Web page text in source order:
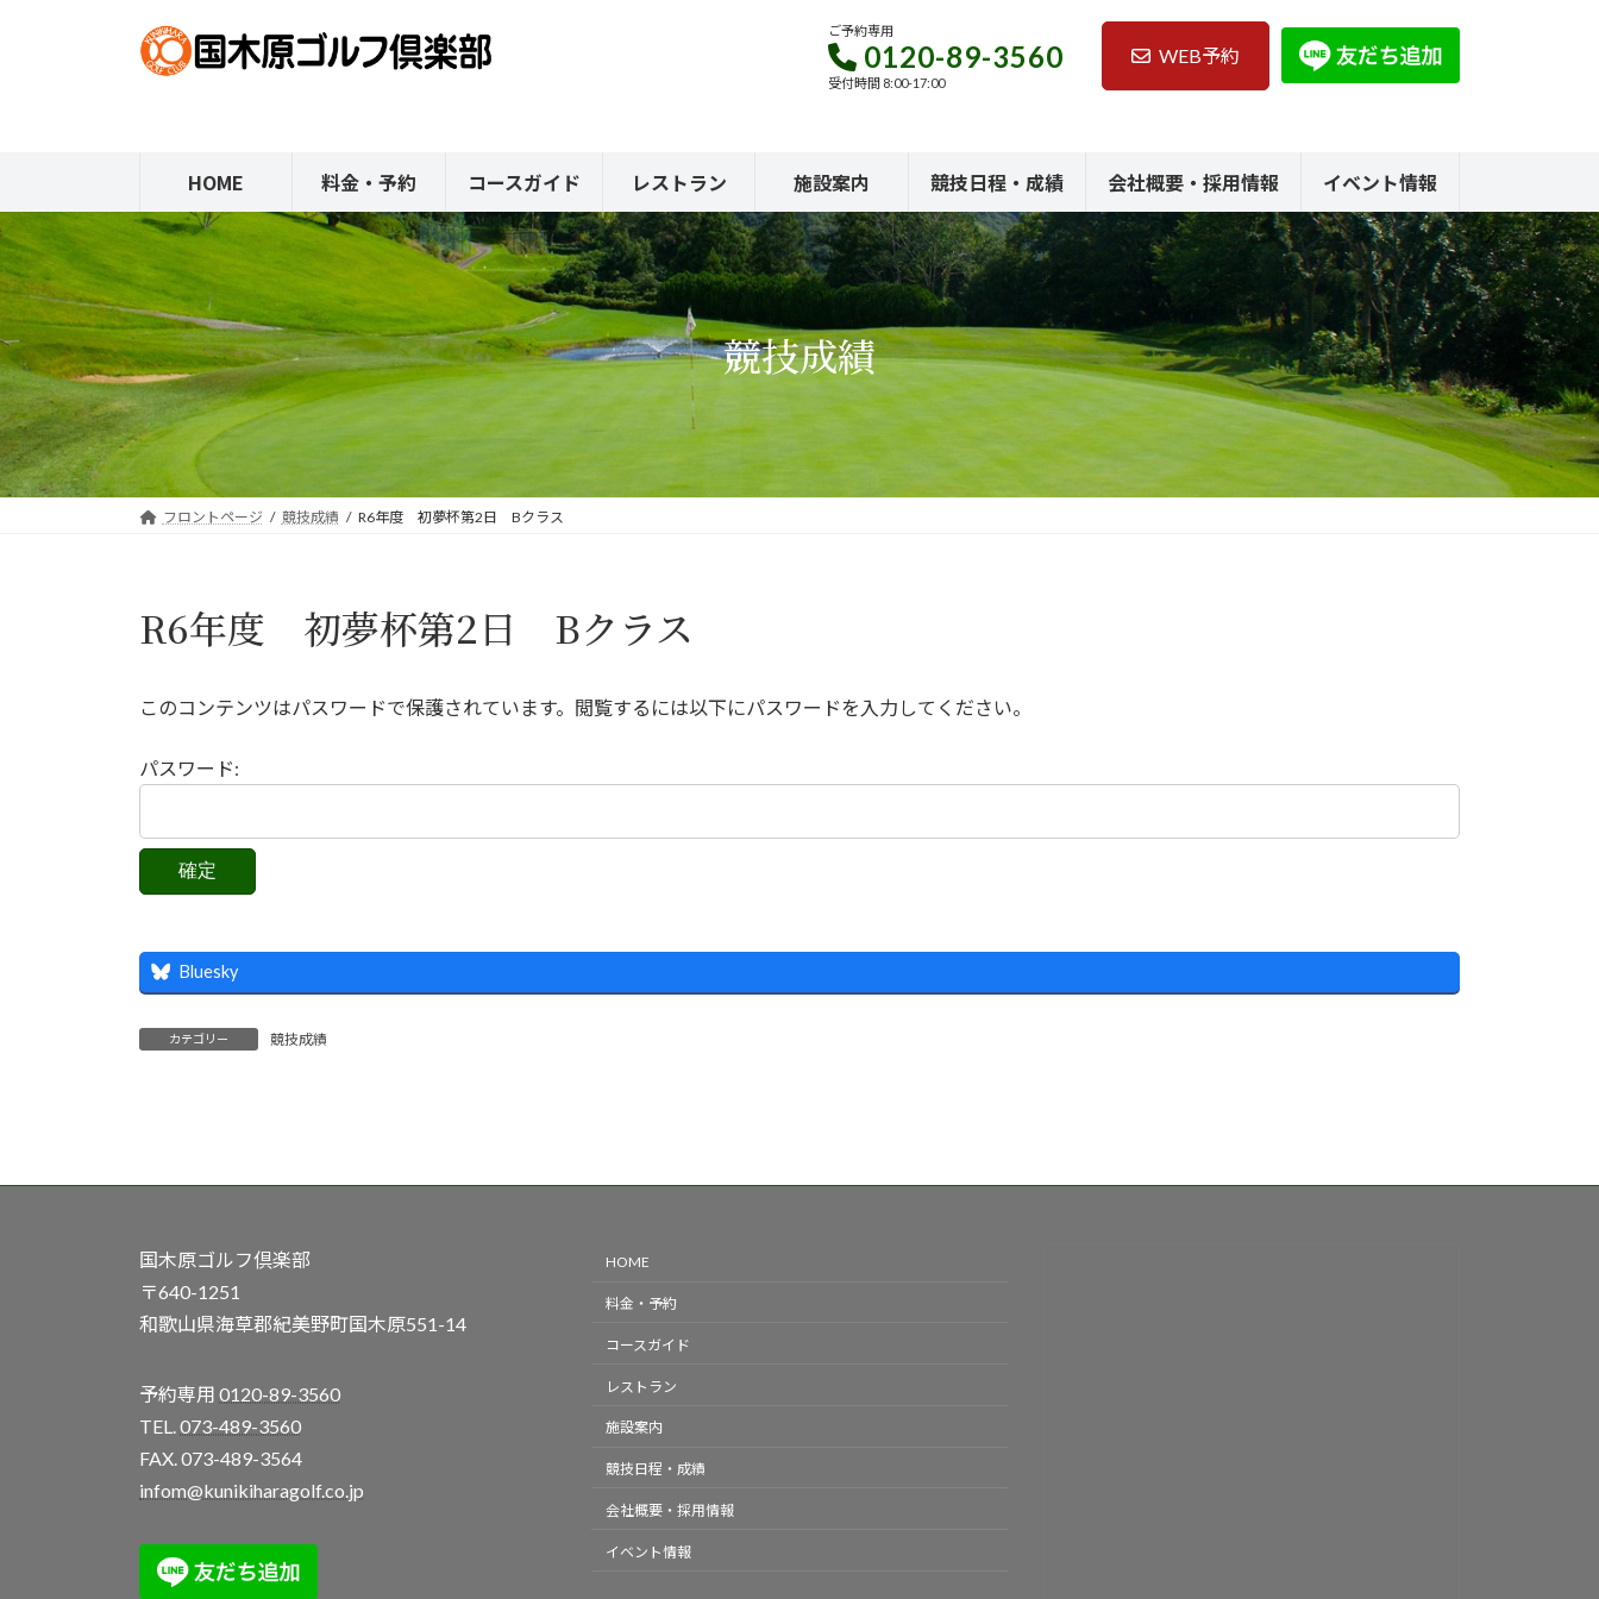
キ
ッ
プ
に
移
動
ご予約専用
0120-89-3560
受付時間 8:00-17:00
WEB予約
HOME 料金・予約 コースガイド レストラン 施設案内 競技日程・成績 会社概要・採用情報 イベント情報
競技成績
フロントページ 競技成績 R6年度 初夢杯第2日 Bクラス
R6年度 初夢杯第2日 Bクラス
このコンテンツはパスワードで保護されています。閲覧するには以下にパスワードを入力してください。
パスワード:
Bluesky
カテゴリー 競技成績
国木原ゴルフ倶楽部
〒640-1251
和歌山県海草郡紀美野町国木原551-14
予約専用 0120-89-3560
TEL. 073-489-3560
FAX. 073-489-3564
infom@kunikiharagolf.co.jp
HOME
料金・予約
コースガイド
レストラン
施設案内
競技日程・成績
会社概要・採用情報
イベント情報